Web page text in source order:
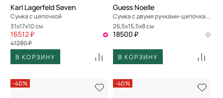
Karl Lagerfeld Seven
Сумка с цепочкой
31x17x10 см
16512 ₽
41280 ₽
В КОРЗИНУ
Guess Noelle
Сумка с двумя ручками-цепочками
26,5x15,5x8 см
18500 ₽
В КОРЗИНУ
-40% -40%